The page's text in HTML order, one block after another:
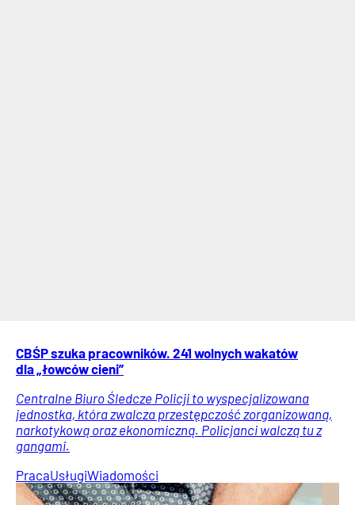
CBŚP szuka pracowników. 241 wolnych wakatów
dla „łowców cieni”
Centralne Biuro Śledcze Policji to wyspecjalizowana
jednostka, która zwalcza przestępczość zorganizowaną,
narkotykową oraz ekonomiczną. Policjanci walczą tu z
gangami.
PracaUsługiWiadomości